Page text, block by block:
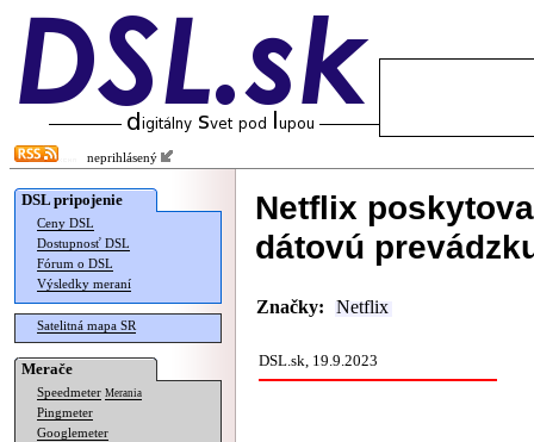
neprihlásený
DSL pripojenie
Ceny DSL
Dostupnosť DSL
Fórum o DSL
Výsledky meraní
Satelitná mapa SR
Merače
Speedmeter Merania
Pingmeter
Googlemeter
Netflix
dátovú
Značky: Netflix
DSL.sk, 19.9.2023